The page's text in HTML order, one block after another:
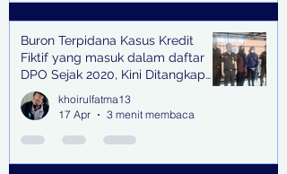
Buron Terpidana Kasus Kredit
Fiktif yang masuk dalam daftar
DPO Sejak 2020, Kini Ditangkap
Kejari Surabaya
khoirulfatma13
17 Apr
3 menit membaca